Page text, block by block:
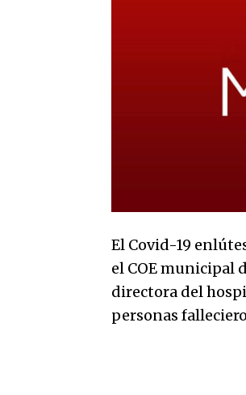
El Covid-19
el COE municipal
directora del
personas